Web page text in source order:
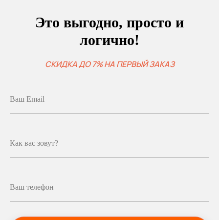
Это выгодно, просто и
логично!
СКИДКА ДО 7% НА ПЕРВЫЙ ЗАКАЗ
Ваш Email
Как вас зовут?
Ваш телефон